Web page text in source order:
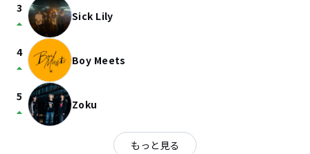
3
arrow_drop_up Sick Lily
4
arrow_drop_up Boy Meets
5
arrow_drop_up Zoku
もっと見る